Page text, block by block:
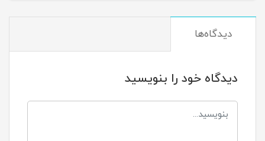
دیدگاه‌ها
دیدگاه خود را بنویسید